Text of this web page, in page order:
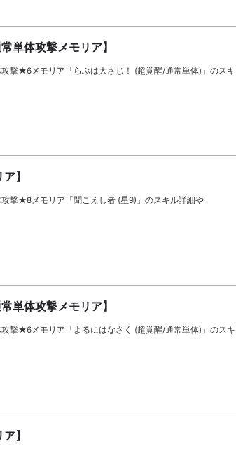
単体攻撃メモリア】
撃★6メモリア「らぶは大さじ！ (超覚醒/通常単体)」のス
】
撃★8メモリア「聞こえし者 (星9)」のスキル詳細や
単体攻撃メモリア】
撃★6メモリア「よるにはなさく (超覚醒/通常単体)」のス
】